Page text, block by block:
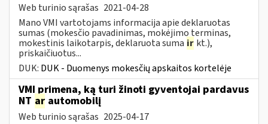
Web turinio sąrašas 2021-04-28
Mano VMI vartotojams informacija apie deklaruotas
sumas (mokesčio pavadinimas, mokėjimo terminas,
mokestinis laikotarpis, deklaruota suma ir kt.),
priskaičiuotus...
DUK: DUK - Duomenys mokesčių apskaitos kortelėje
VMI primena, ką turi žinoti gyventojai pardavus
NT ar automobilį
Web turinio sąrašas 2025-04-17